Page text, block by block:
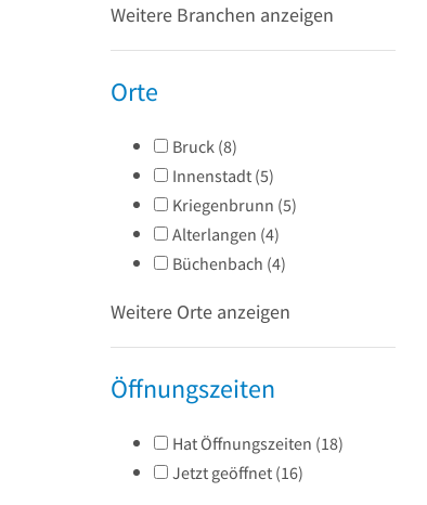
Weitere Branchen anzeigen
Orte
Bruck (8)
Innenstadt (5)
Kriegenbrunn (5)
Alterlangen (4)
Büchenbach (4)
Weitere Orte anzeigen
Öffnungszeiten
Hat Öffnungszeiten (18)
Jetzt geöffnet (16)